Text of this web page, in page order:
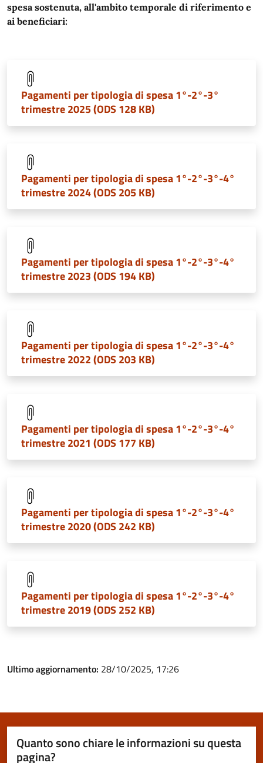
spesa sostenuta, all'ambito temporale di riferimento e
ai beneficiari:
Pagamenti per tipologia di spesa 1°-2°-3°
trimestre 2025 (ODS 128 KB)
Pagamenti per tipologia di spesa 1°-2°-3°-4°
trimestre 2024 (ODS 205 KB)
Pagamenti per tipologia di spesa 1°-2°-3°-4°
trimestre 2023 (ODS 194 KB)
Pagamenti per tipologia di spesa 1°-2°-3°-4°
trimestre 2022 (ODS 203 KB)
Pagamenti per tipologia di spesa 1°-2°-3°-4°
trimestre 2021 (ODS 177 KB)
Pagamenti per tipologia di spesa 1°-2°-3°-4°
trimestre 2020 (ODS 242 KB)
Pagamenti per tipologia di spesa 1°-2°-3°-4°
trimestre 2019 (ODS 252 KB)
Ultimo aggiornamento: 28/10/2025, 17:26
Quanto sono chiare le informazioni su questa
pagina?